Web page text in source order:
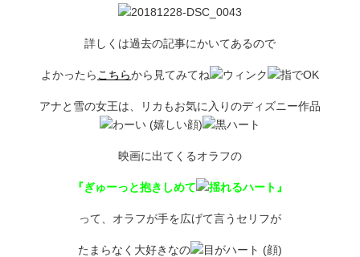
詳しくは過去の記事にかいてあるので
よかったら こちらから見てみてね
アナと雪の女王は、リカもお気に入りのディズニー作品
映画に出てくるオラフの
『ぎゅーっと抱きしめて 』
って、オラフが手を広げて言うセリフが
たまらなく大好きなの